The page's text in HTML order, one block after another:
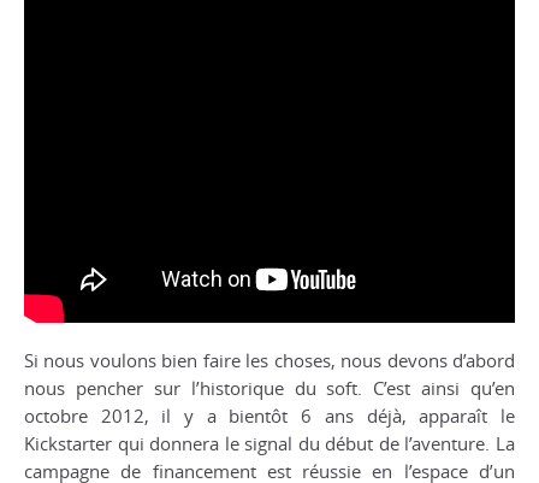
Si nous voulons bien faire les choses, nous devons d’abord
nous pencher sur l’historique du soft. C’est ainsi qu’en
octobre 2012, il y a bientôt 6 ans déjà, apparaît le
Kickstarter qui donnera le signal du début de l’aventure. La
campagne de financement est réussie en l’espace d’un